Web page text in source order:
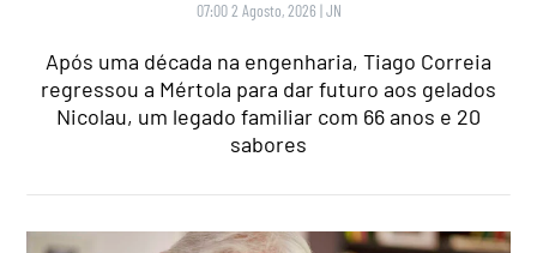
07:00 2 Agosto, 2026 |JN
Após uma década na engenharia, Tiago Correia
regressou a Mértola para dar futuro aos gelados
Nicolau, um legado familiar com 66 anos e 20
sabores